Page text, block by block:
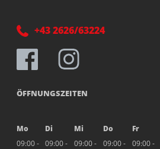
+43 2626/63224
ÖFFNUNGSZEITEN
Mo Di Mi Do Fr
09:00 -
09:00 -
09:00 -
09:00 -
09:00 -